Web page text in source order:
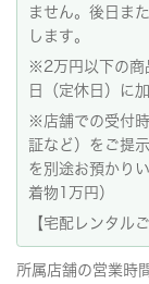
ません。後日ま
します。
※2万円以下の商
日（定休日）に
※店舗での受付
証など）をご提
を別途お預かり
着物1万円）
【宅配レンタル
所属店舗の営業時